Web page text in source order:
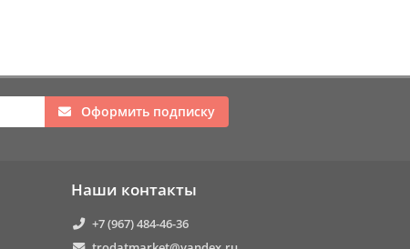
Оформить подписку
Наши контакты
+7 (967) 484-46-36